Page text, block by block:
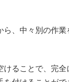
ら、中々別の作業
けることで、完